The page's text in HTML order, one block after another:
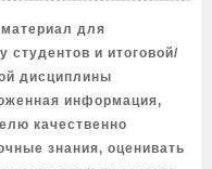
для
студентов и итоговой/
дисциплины
информация,
качественно
знания, оценивать